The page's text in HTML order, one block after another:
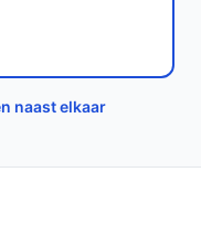
wat perfect
naast elkaar